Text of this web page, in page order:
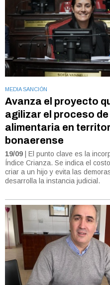
MEDIA SANCIÓN
Avanza el proyecto
agilizar el proceso
alimentaria en
bonaerense
19/09 | El punto clave es la
Índice Crianza. Se indica el
criar a un hijo y evita las
desarrolla la instancia judicial.